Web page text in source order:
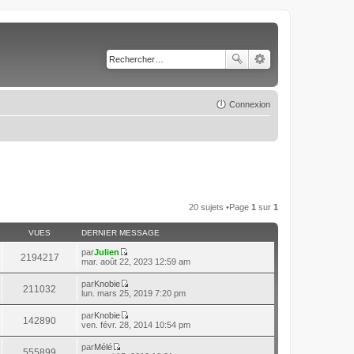
Connexion
20 sujets •Page 1 sur 1
VUES DERNIER MESSAGE
2194217 parJulien
C
o
s
u
l
e
r
mar. août 22, 2023 12:59 am
211032 parKnobie
C
o
u
l
lun. mars 25, 2019 7:20 pm
142890 parKnobie
C
o
s
ven. févr. 28, 2014 10:54 pm
parMélé